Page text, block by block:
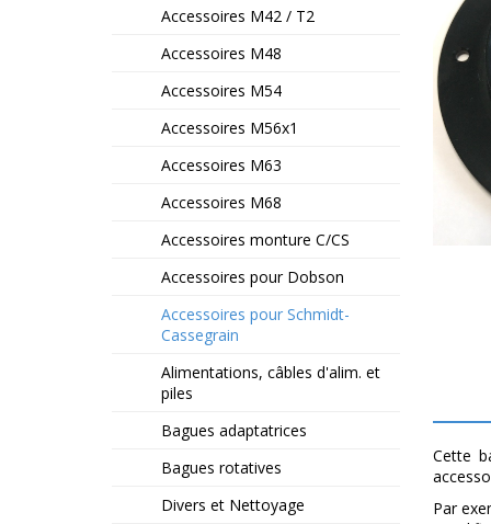
Cette
Par
Accessoires M42 / T2
Accessoires M48
Accessoires M54
Accessoires M56x1
Accessoires M63
Accessoires M68
Accessoires monture C/CS
Accessoires pour Dobson
Accessoires pour Schmidt-
Cassegrain
Alimentations, câbles d'alim. et
piles
Bagues adaptatrices
Bagues rotatives
Divers et Nettoyage